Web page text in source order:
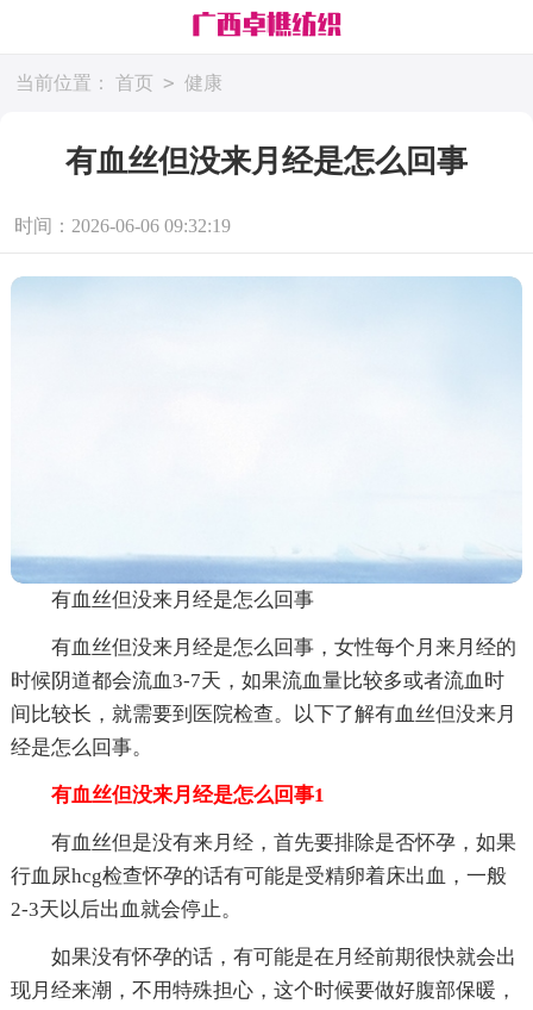
当前位置： 首页 > 健康
有血丝但没来月经是怎么回事
时间：2026-06-06 09:32:19
有血丝但没来月经是怎么回事
有血丝但没来月经是怎么回事，女性每个月来月经的
时候阴道都会流血3-7天，如果流血量比较多或者流血时
间比较长，就需要到医院检查。以下了解有血丝但没来月
经是怎么回事。
有血丝但没来月经是怎么回事1
有血丝但是没有来月经，首先要排除是否怀孕，如果
行血尿hcg检查怀孕的话有可能是受精卵着床出血，一般
2-3天以后出血就会停止。
如果没有怀孕的话，有可能是在月经前期很快就会出
现月经来潮，不用特殊担心，这个时候要做好腹部保暖，